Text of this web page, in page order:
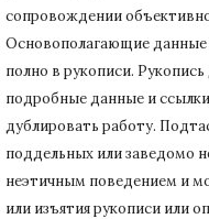
сопровождении
Основополагающие
полно в рукописи.
подробные данные и
дублировать работу.
поддельных или заведомо
неэтичным поведением и
или изъятия рукописи или